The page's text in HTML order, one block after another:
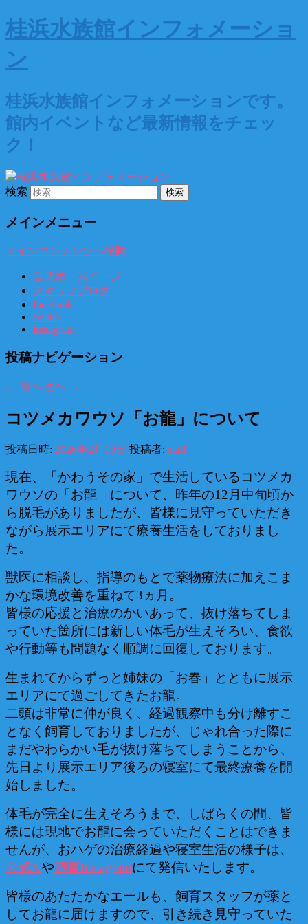
桂浜水族館インフォメーショ
ン
桂浜水族館インフォメーションです。
館内イベントなど最新情報をチェッ
ク！
検索
メインメニュー
メインコンテンツへ移動
公式ホームページ
スタッフブログ
facebook
twitter
instagram
投稿ナビゲーション
← 前へ 次へ →
コツメカワウソ「お龍」について
投稿日時: 2026年2月19日 投稿者: staff
現在、「かわうその家」で生活しているコツメカ
ワウソの「お龍」について、 昨年の12月中旬頃か
ら脱毛がありましたが、皆様に見守っていただき
ながら展示エリアにて療養生活をしておりまし
た。
獣医に相談し、指導のもとで薬物療法に加えこま
かな環境改善を重ねて3ヵ月。
皆様の応援と治療のかいあって、抜け落ちてしま
っていた箇所には新しい体毛が生えそろい、食欲
や行動等も問題なく順調に回復しております。
生まれてからずっと姉妹の「お春」とともに展示
エリアにて過ごしてきたお龍。
二頭は非常に仲が良く、経過観察中も分け離すこ
となく飼育しておりましたが、じゃれ合った際に
まだやわらかい毛が抜け落ちてしまうことから、
先日より展示エリア後ろの寝室にて最終療養を開
始しました。
体毛が完全に生えそろうまで、しばらくの間、皆
様には現地でお龍に会っていただくことはできま
せんが、おハゲの治療経過や寝室生活の様子は、
公式Xや飼育Instagramにて発信いたします。
皆様のあたたかなエールも、飼育スタッフが薬と
してお龍に届けますので、引き続き見守っていた